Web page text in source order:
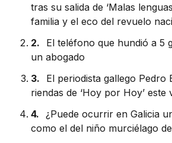
tras su salida de ‘Malas
familia y el eco del revuelo
2.
El teléfono que hundió a 5
un abogado
3.
El periodista gallego Pedro
riendas de ‘Hoy por Hoy’ este
4. ¿Puede ocurrir en Galicia
como el del niño murciélago